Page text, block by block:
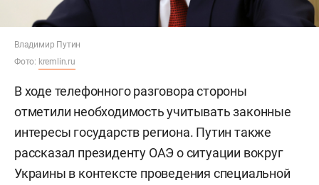
Владимир Путин
Фото: kremlin.ru
В ходе телефонного разговора стороны
отметили необходимость учитывать законные
интересы государств региона. Путин также
рассказал президенту ОАЭ о ситуации вокруг
Украины в контексте проведения специальной